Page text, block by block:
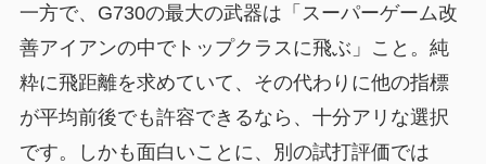
一方で、G730の最大の武器は「スーパーゲーム改
善アイアンの中でトップクラスに飛ぶ」こと。純
粋に飛距離を求めていて、その代わりに他の指標
が平均前後でも許容できるなら、十分アリな選択
です。しかも面白いことに、別の試打評価では